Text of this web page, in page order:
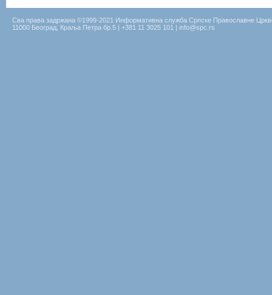
Сва права задржана ©1999-2021 Информативна служба Српске Православне
11000 Београд, Краља Петра бр.5 | +381 11 3025 101 | info@spc.rs